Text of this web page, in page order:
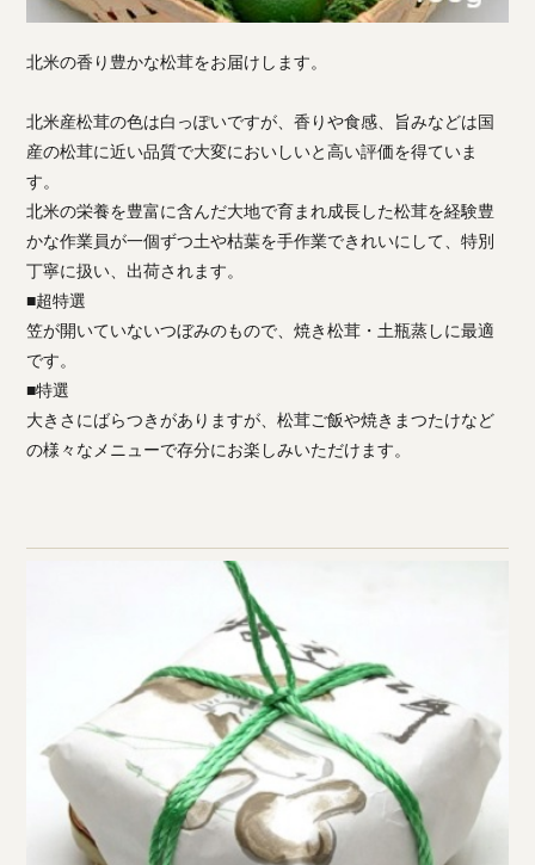
北米の香り豊かな松茸をお届けします。
北米産松茸の色は白っぽいですが、香りや食感、旨みなどは国
産の松茸に近い品質で大変においしいと高い評価を得ていま
す。
北米の栄養を豊富に含んだ大地で育まれ成長した松茸を経験豊
かな作業員が一個ずつ土や枯葉を手作業できれいにして、特別
丁寧に扱い、出荷されます。
■超特選
笠が開いていないつぼみのもので、焼き松茸・土瓶蒸しに最適
です。
■特選
大きさにばらつきがありますが、松茸ご飯や焼きまつたけなど
の様々なメニューで存分にお楽しみいただけます。